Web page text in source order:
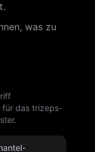
was zu
für das trizeps-